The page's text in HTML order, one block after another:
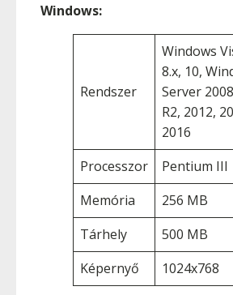
Windows:
Rendszer
Windows
8.x, 10,
Server
R2, 2012,
2016
Processzor
Pentium III
Memória
256 MB
Tárhely
500 MB
Képernyő
1024x768